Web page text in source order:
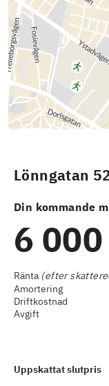
Lönngatan
Din kommande
6
Ränta (efter
Amortering
Driftkostnad
Avgift
Uppskattat slutpris